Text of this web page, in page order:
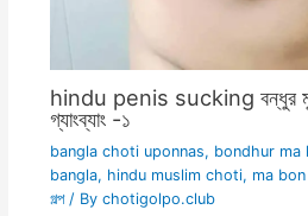
hindu penis sucking বন্ধুর
গ্যাংব্যাং -১
bangla choti uponnas, bondhur ma
bangla, hindu muslim choti, ma
গল্প/ By chotigolpo.club